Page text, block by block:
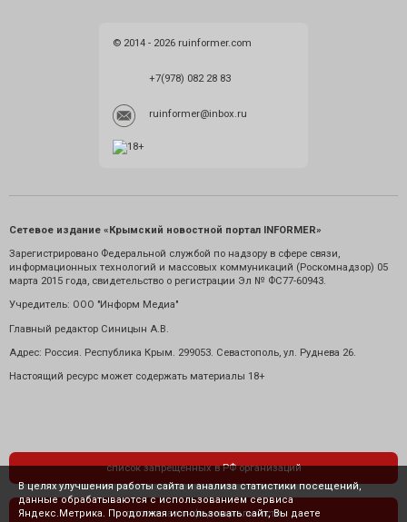
© 2014 - 2026 ruinformer.com
+7(978) 082 28 83
ruinformer@inbox.ru
Сетевое издание «Крымский новостной портал INFORMER»
Зарегистрировано Федеральной службой по надзору в сфере связи,
информационных технологий и массовых коммуникаций (Роскомнадзор) 05
марта 2015 года, свидетельство о регистрации Эл № ФС77-60943.
Учредитель: ООО "Информ Медиа"
Главный редактор Синицын А.В.
Адрес: Россия. Республика Крым. 299053. Севастополь, ул. Руднева 26.
Настоящий ресурс может содержать материалы 18+
список запрещенных в РФ организаций
политика конфиденциальности
В целях улучшения работы сайта и анализа статистики посещений,
данные обрабатываются с использованием сервиса
Яндекс.Метрика. Продолжая использовать сайт, Вы даете